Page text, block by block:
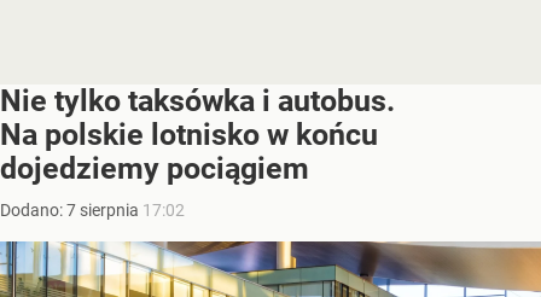
Nie tylko taksówka i autobus.
Na polskie lotnisko w końcu
dojedziemy pociągiem
Dodano:7 sierpnia 17:02